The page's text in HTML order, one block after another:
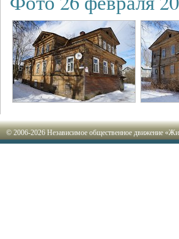
© 2006-2026 Независимое общественное движение